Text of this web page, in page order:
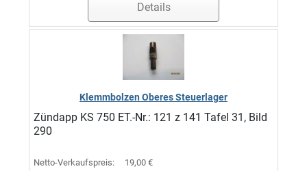
Details
Klemmbolzen Oberes Steuerlager
Zündapp KS 750 ET.-Nr.: 121 z 141 Tafel 31, Bild
290
Netto-Verkaufspreis: 19,00 €